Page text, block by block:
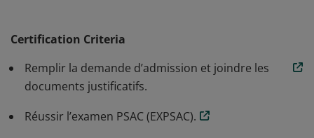
l’équipement, le matériel et l’environnement. Il est
également soucieux de gérer les problèmes et les
préoccupations liés à la santé et la sécurité de
Certification Criteria
Remplir la demande d’admission et joindre les
documents justificatifs.
Réussir l’examen PSAC (EXPSAC).